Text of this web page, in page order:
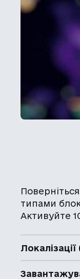
типами
Активуйте
Локалізації